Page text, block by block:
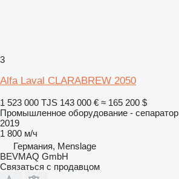
3
Alfa Laval CLARABREW 2050
1 523 000 TJS 143 000 € ≈ 165 200 $
Промышленное оборудование - сепаратор
2019
1 800 м/ч
Германия, Menslage
BEVMAQ GmbH
Связаться с продавцом